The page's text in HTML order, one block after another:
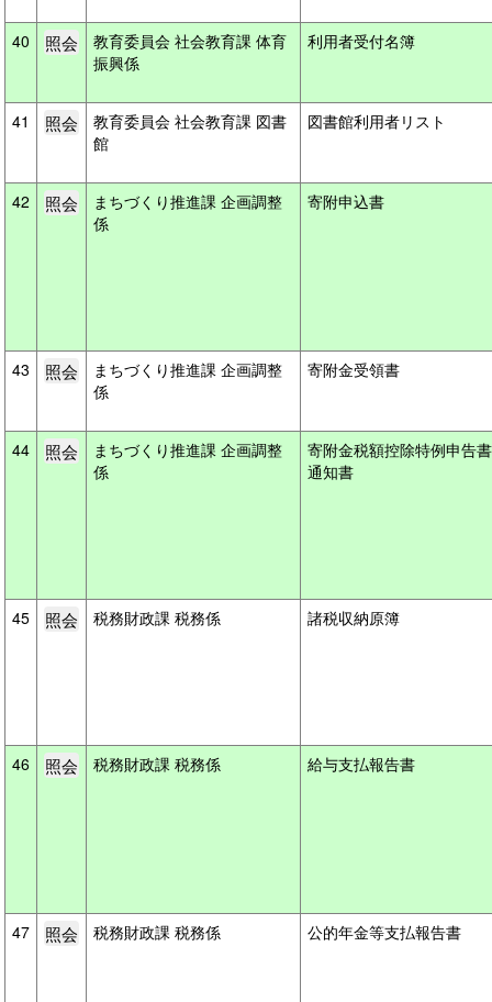
40
教育委員会 社会教育課 体育
振興係
利用者受付名簿
41
教育委員会 社会教育課 図書
館
図書館利用者リスト
42
まちづくり推進課 企画調整
係
寄附申込書
43
まちづくり推進課 企画調整
係
寄附金受領書
44
まちづくり推進課 企画調整
係
寄附金税額控除特例申告
通知書
45 税務財政課 税務係 諸税収納原簿
46 税務財政課 税務係 給与支払報告書
47 税務財政課 税務係 公的年金等支払報告書